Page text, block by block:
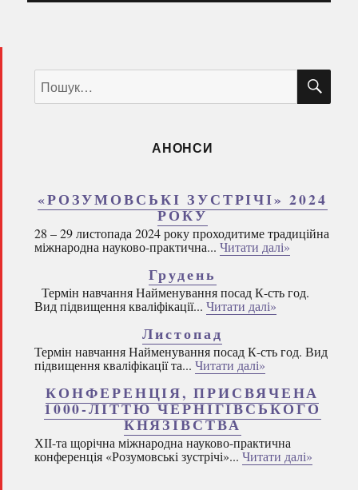
за
запитом:
АНОНСИ
«РОЗУМОВСЬКІ ЗУСТРІЧІ» 2024
РОКУ
28 – 29 листопада 2024 року проходитиме традиційна
міжнародна науково-практична... Читати далі»
Грудень
Термін навчання Найменування посад К-сть год.
Вид підвищення кваліфікації... Читати далі»
Листопад
Термін навчання Найменування посад К-сть год. Вид
підвищення кваліфікації та... Читати далі»
КОНФЕРЕНЦІЯ, ПРИСВЯЧЕНА
1000-ЛІТТЮ ЧЕРНІГІВСЬКОГО
КНЯЗІВСТВА
ХІІ-та щорічна міжнародна науково-практична
конференція «Розумовські зустрічі»... Читати далі»